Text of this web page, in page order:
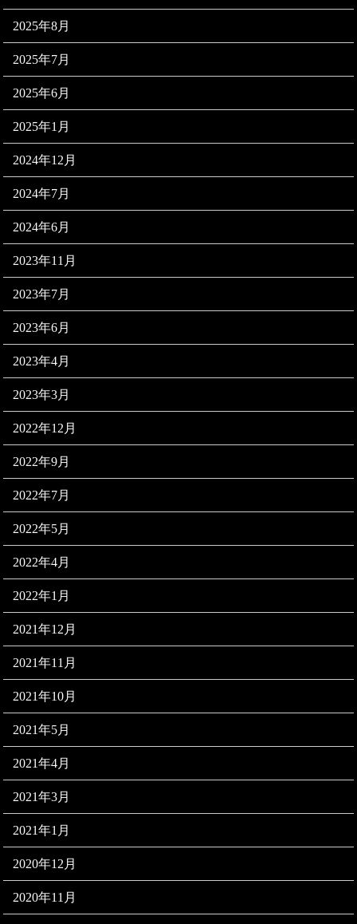
2025年8月
2025年7月
2025年6月
2025年1月
2024年12月
2024年7月
2024年6月
2023年11月
2023年7月
2023年6月
2023年4月
2023年3月
2022年12月
2022年9月
2022年7月
2022年5月
2022年4月
2022年1月
2021年12月
2021年11月
2021年10月
2021年5月
2021年4月
2021年3月
2021年1月
2020年12月
2020年11月